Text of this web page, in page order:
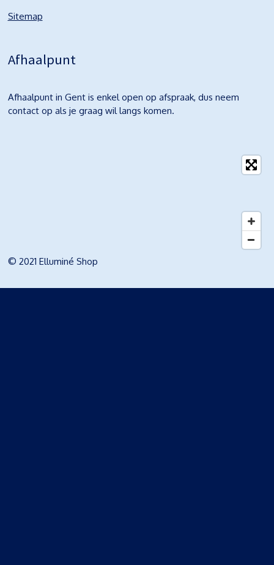
Sitemap
Afhaalpunt
Afhaalpunt in Gent is enkel open op afspraak, dus neem
contact op als je graag wil langs komen.
© 2021 Elluminé Shop